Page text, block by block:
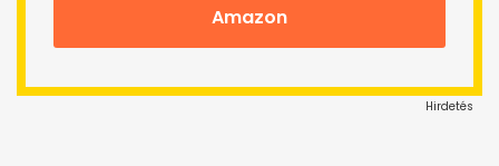
Amazon
Hirdetés